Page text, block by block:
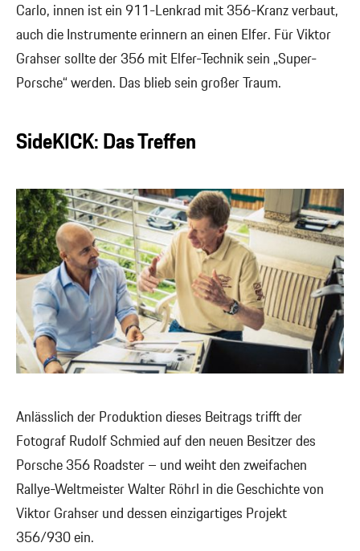
Carlo, innen ist ein 911-Lenkrad mit 356-Kranz verbaut,
auch die Instrumente erinnern an einen Elfer. Für Viktor
Grahser sollte der 356 mit Elfer-Technik sein „Super-
Porsche“ werden. Das blieb sein großer Traum.
SideKICK: Das Treffen
Anlässlich der Produktion dieses Beitrags trifft der
Fotograf Rudolf Schmied auf den neuen Besitzer des
Porsche 356 Roadster – und weiht den zweifachen
Rallye-Weltmeister Walter Röhrl in die Geschichte von
Viktor Grahser und dessen einzigartiges Projekt
356/930 ein.